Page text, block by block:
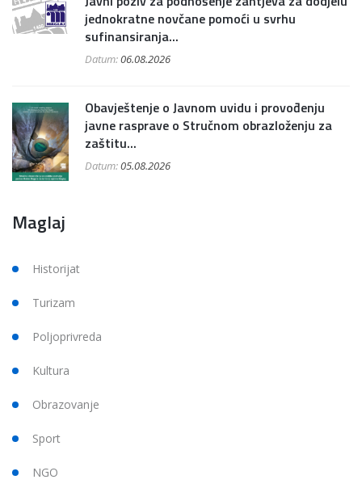
jednokratne novčane pomoći u svrhu
sufinansiranja...
Datum:06.08.2026
Obavještenje o Javnom uvidu i provođenju
javne rasprave o Stručnom obrazloženju za
zaštitu...
Datum:05.08.2026
Maglaj
Historijat
Turizam
Poljoprivreda
Kultura
Obrazovanje
Sport
NGO